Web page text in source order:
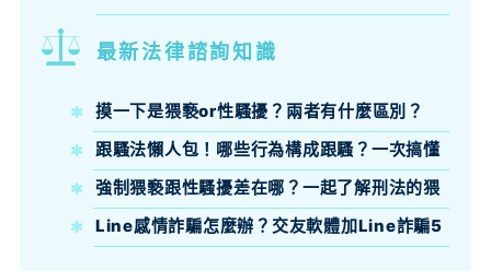
最新法律諮詢知識
摸一下是猥褻or性騷擾？兩者有什麼區別？
跟騷法懶人包！哪些行為構成跟騷？一次搞懂
跟騷法定義、構成要件與刑責
強制猥褻跟性騷擾差在哪？一起了解刑法的猥
褻定義吧！
Line感情詐騙怎麼辦？交友軟體加Line詐騙5
大話術與報案自保全攻略